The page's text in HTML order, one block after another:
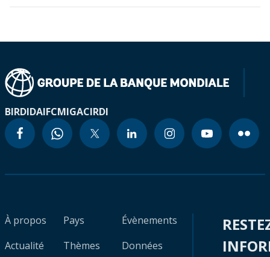
BIRDIDAIFCMIGACIRDI
À propos
Actualité
Pays
Thèmes
Évènements
Données